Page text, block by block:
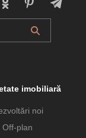
imobiliară
noi
Off-plan